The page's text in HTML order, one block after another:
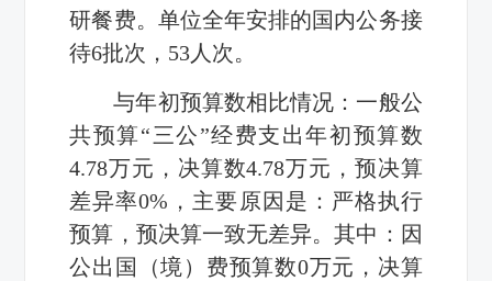
研餐费。单位全年安排的国内公务接
待6批次，53人次。
与年初预算数相比情况：一般公
共预算“三公”经费支出年初预算数
4.78万元，决算数4.78万元，预决算
差异率0%，主要原因是：严格执行
预算，预决算一致无差异。其中：因
公出国（境）费预算数0万元，决算